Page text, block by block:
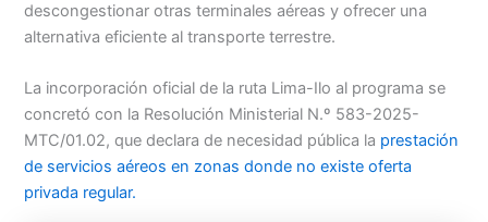
descongestionar otras terminales aéreas y ofrecer una
alternativa eficiente al transporte terrestre.
La incorporación oficial de la ruta Lima-Ilo al programa se
concretó con la Resolución Ministerial N.º 583-2025-
MTC/01.02, que declara de necesidad pública la prestación
de servicios aéreos en zonas donde no existe oferta
privada regular.